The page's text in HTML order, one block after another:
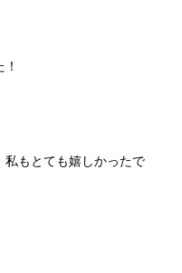
私もとても嬉しかったで